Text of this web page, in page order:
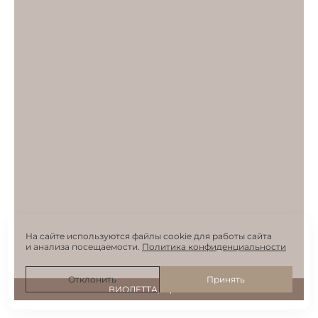
ВИОЛЕТТА, ЩЁЛКОВО
На сайте используются файлы cookie для работы сайта
и анализа посещаемости. Политика конфиденциальности
Отклонить Принять